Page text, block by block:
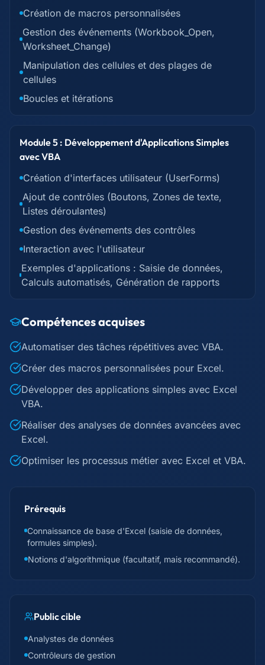
Création de macros personnalisées
Gestion des événements (Workbook_Open,
Worksheet_Change)
Manipulation des cellules et des plages de
cellules
Boucles et itérations
Module 5 : Développement d'Applications Simples
avec VBA
Création d'interfaces utilisateur (UserForms)
Ajout de contrôles (Boutons, Zones de texte,
Listes déroulantes)
Gestion des événements des contrôles
Interaction avec l'utilisateur
Exemples d'applications : Saisie de données,
Calculs automatisés, Génération de rapports
Compétences acquises
Automatiser des tâches répétitives avec VBA.
Créer des macros personnalisées pour Excel.
Développer des applications simples avec Excel
VBA.
Réaliser des analyses de données avancées avec
Excel.
Optimiser les processus métier avec Excel et VBA.
Prérequis
Connaissance de base d'Excel (saisie de données,
formules simples).
Notions d'algorithmique (facultatif, mais recommandé).
Public cible
Analystes de données
Contrôleurs de gestion